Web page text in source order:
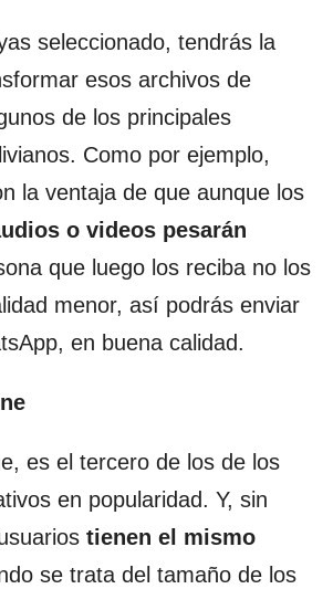
seleccionado, tendrás la
esos archivos de
de los principales
Como por ejemplo,
la ventaja de que aunque los
o videos pesarán
que luego los reciba no los
menor, así podrás enviar
en buena calidad.
es el tercero de los de los
en popularidad. Y, sin
tienen el mismo
se trata del tamaño de los